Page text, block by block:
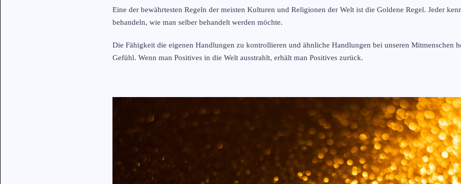
Eine der bewährtesten Regeln der meisten Kulturen und Religionen der Welt ist die Goldene Regel. Jeder
behandeln, wie man selber behandelt werden möchte.
Die Fähigkeit die eigenen Handlungen zu kontrollieren und ähnliche Handlungen bei unseren Mitmenschen
Gefühl. Wenn man Positives in die Welt ausstrahlt, erhält man Positives zurück.